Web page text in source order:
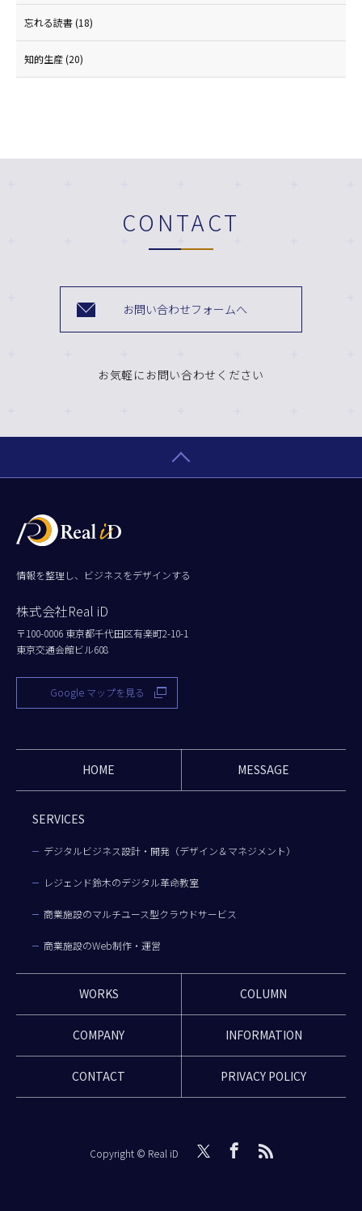
忘れる読書(18)
知的生産(20)
CONTACT
お問い合わせフォームへ
お気軽にお問い合わせください
情報を整理し、ビジネスをデザインする
株式会社Real iD
〒100-0006 東京都千代田区有楽町2-10-1
東京交通会館ビル608
Google マップを見る
HOME MESSAGE
SERVICES
デジタルビジネス設計・開発（デザイン＆マネジメント）
レジェンド鈴木のデジタル革命教室
商業施設のマルチユース型クラウドサービス
商業施設のWeb制作・運営
WORKS COLUMN
COMPANY INFORMATION
CONTACT PRIVACY POLICY
Copyright © Real iD